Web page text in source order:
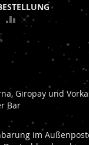
ZUR
HINZUFÜGEN
Giropay und
Bar
im